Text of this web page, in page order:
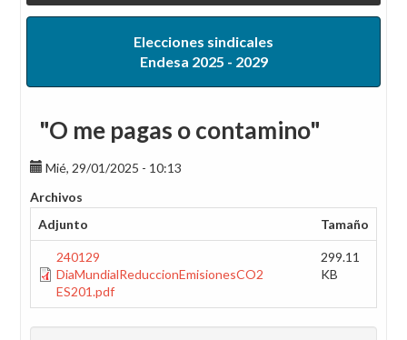
Elecciones sindicales
Endesa 2025 - 2029
"O me pagas o contamino"
Mié, 29/01/2025 - 10:13
Archivos
Adjunto
Tamaño
240129
DiaMundialReduccionEmisionesCO2
ES201.pdf
299.11
KB